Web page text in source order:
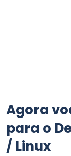
Agora
para o
/ Linux